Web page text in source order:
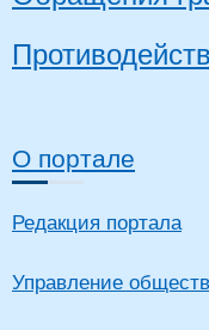
О портале
Редакция портала
Управление